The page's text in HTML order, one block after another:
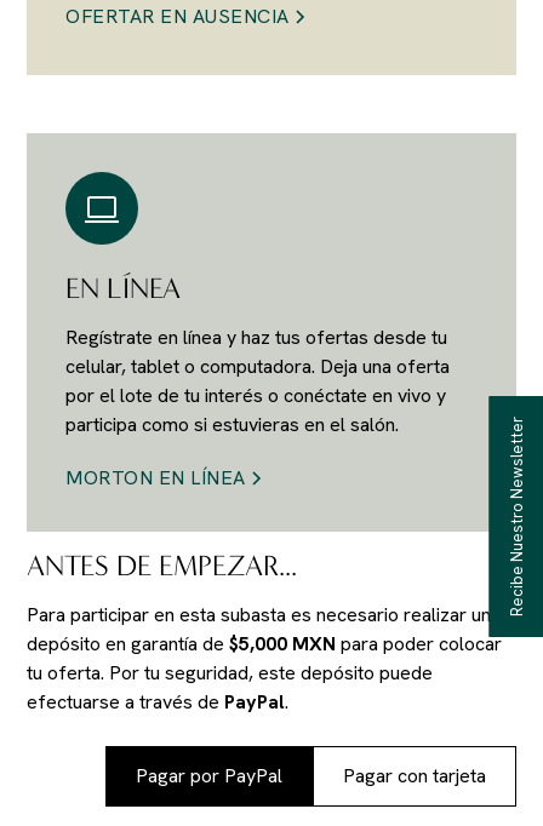
OFERTAR EN AUSENCIA
EN LÍNEA
Regístrate en línea y haz tus ofertas desde tu
celular, tablet o computadora. Deja una oferta
por el lote de tu interés o conéctate en vivo y
participa como si estuvieras en el salón.
MORTON EN LÍNEA
ANTES DE EMPEZAR...
Para participar en esta subasta es necesario realizar un
depósito en garantía de$5,000 MXN para poder colocar
tu oferta. Por tu seguridad, este depósito puede
efectuarse a través de PayPal.
Pagar por PayPal Pagar con tarjeta
Recibe Nuestro Newsletter